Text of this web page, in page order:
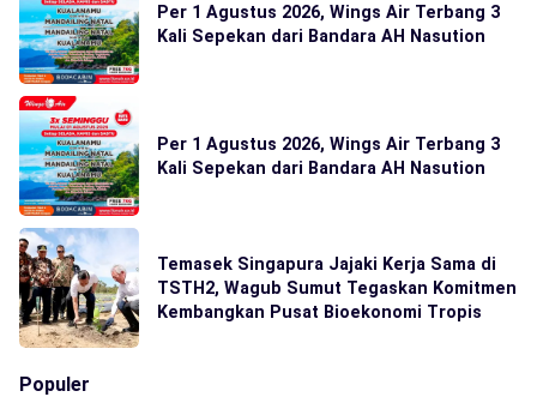
Per 1 Agustus 2026, Wings Air Terbang 3
Kali Sepekan dari Bandara AH Nasution
Per 1 Agustus 2026, Wings Air Terbang 3
Kali Sepekan dari Bandara AH Nasution
Temasek Singapura Jajaki Kerja Sama di
TSTH2, Wagub Sumut Tegaskan Komitmen
Kembangkan Pusat Bioekonomi Tropis
Populer